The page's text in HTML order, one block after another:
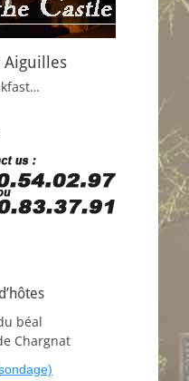
Aiguilles
béal
Chargnat